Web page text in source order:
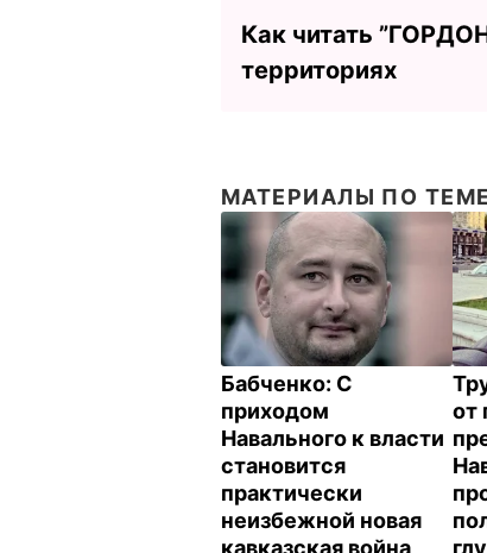
Как читать
территориях
МАТЕРИАЛЫ ПО ТЕМЕ
Бабченко: С
приходом
Навального к власти
становится
практически
неизбежной новая
кавказская война
от